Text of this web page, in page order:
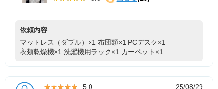
依頼内容
マットレス（ダブル）×1 布団類×1 PCデスク×1
衣類乾燥機×1 洗濯機用ラック×1 カーペット×1
★★★★★
★★★★★ 5.0
25/08/29